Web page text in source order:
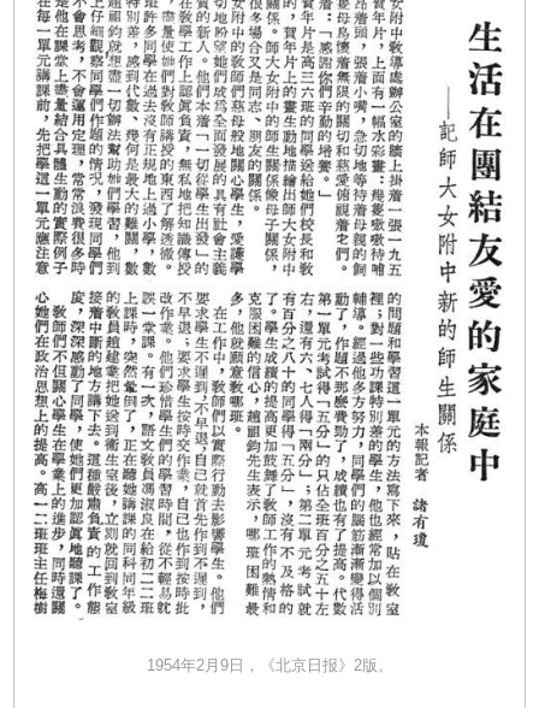
1954年2月9日，《北京日报》2版。